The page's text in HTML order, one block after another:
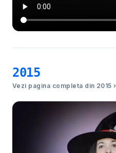
2015
Vezi pagina completa din 2015 ›